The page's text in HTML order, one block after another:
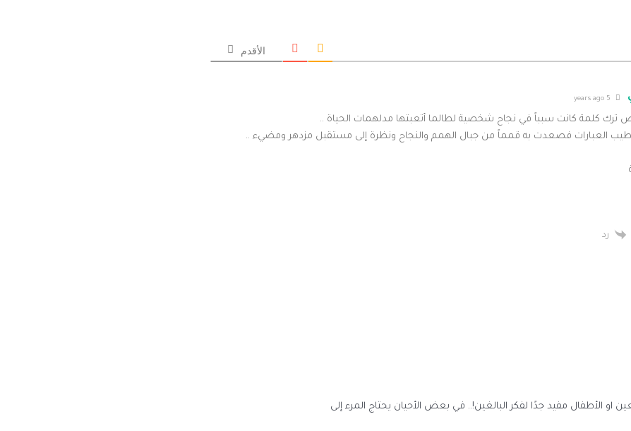
الأقدم
كلمة كانت سبباً في نجاح شخصية لطالما أتعبتها مدلهمات الحياة ..
العبارات فصعدت به قمماً من جبال الهمم والنجاح ونظرة إلى مستقبل مزدهر ومضيء ..
رد
او الأطفال مفيد جدًا لفكر البالغين!.. في بعض الأحيان يحتاج المرء إلى